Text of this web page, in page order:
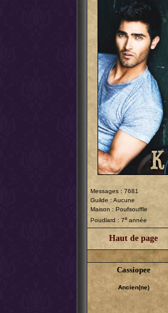
Messages : 7681
Guilde : Aucune
Maison : Poufsouffle
Poudlard : 7e année
Haut de page
Cassiopee
Ancien(ne)